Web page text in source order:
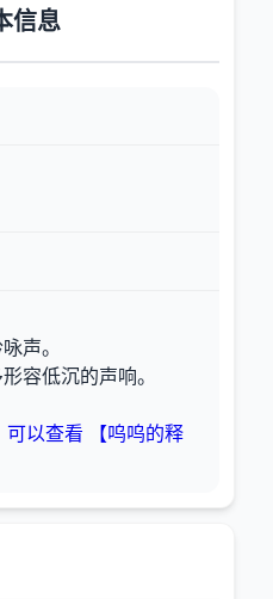
信息
声。
容低沉的声响。
可以查看 【呜呜的释